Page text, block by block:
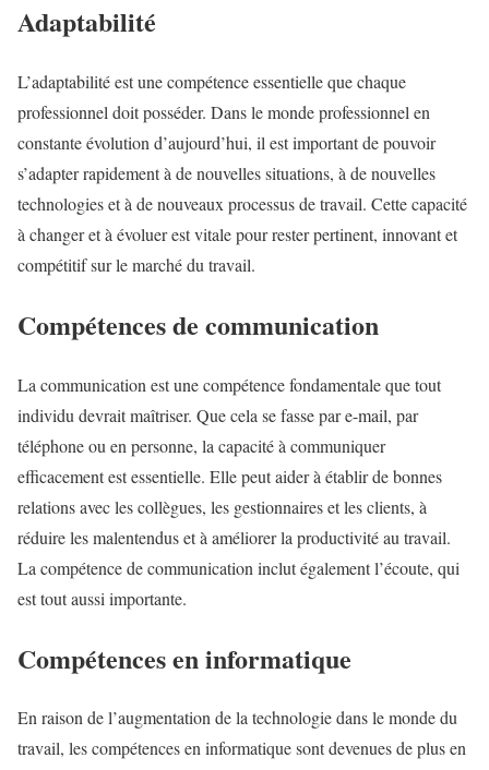
Adaptabilité
L’adaptabilité est une compétence essentielle que chaque
professionnel doit posséder. Dans le monde professionnel en
constante évolution d’aujourd’hui, il est important de pouvoir
s’adapter rapidement à de nouvelles situations, à de nouvelles
technologies et à de nouveaux processus de travail. Cette capacité
à changer et à évoluer est vitale pour rester pertinent, innovant et
compétitif sur le marché du travail.
Compétences de communication
La communication est une compétence fondamentale que tout
individu devrait maîtriser. Que cela se fasse par e-mail, par
téléphone ou en personne, la capacité à communiquer
efficacement est essentielle. Elle peut aider à établir de bonnes
relations avec les collègues, les gestionnaires et les clients, à
réduire les malentendus et à améliorer la productivité au travail.
La compétence de communication inclut également l’écoute, qui
est tout aussi importante.
Compétences en informatique
En raison de l’augmentation de la technologie dans le monde du
travail, les compétences en informatique sont devenues de plus en